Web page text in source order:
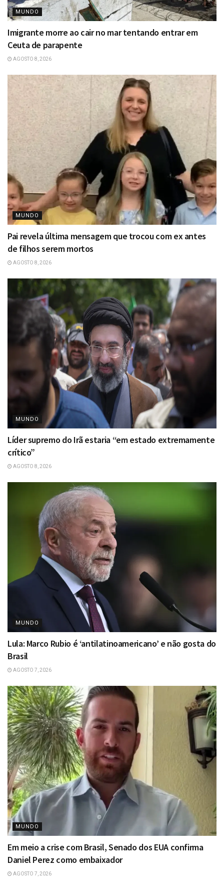
MUNDO
Imigrante morre ao cair no mar tentando entrar em
Ceuta de parapente
AGOSTO 8, 2026
MUNDO
Pai revela última mensagem que trocou com ex antes
de filhos serem mortos
AGOSTO 8, 2026
MUNDO
Líder supremo do Irã estaria “em estado extremamente
crítico”
AGOSTO 8, 2026
MUNDO
Lula: Marco Rubio é ‘antilatinoamericano’ e não gosta do
Brasil
AGOSTO 7, 2026
MUNDO
Em meio a crise com Brasil, Senado dos EUA confirma
Daniel Perez como embaixador
AGOSTO 7, 2026